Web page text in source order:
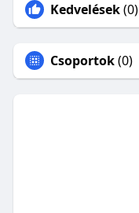
Kedvelések(0)
Csoportok(0)